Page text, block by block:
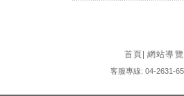
首頁 網站導覽
客服專線: 04-2631-